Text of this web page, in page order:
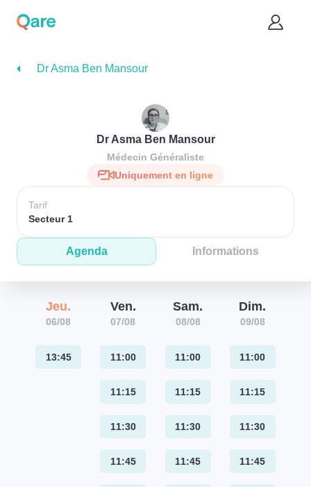
Dr Asma Ben Mansour
Dr Asma Ben Mansour
Médecin Généraliste
Uniquement en ligne
Tarif
Secteur 1
Agenda Informations
Jeu.
06/08
13:45
Ven.
07/08
11:00
11:15
11:30
11:45
Sam.
08/08
11:00
11:15
11:30
11:45
Dim.
09/08
11:00
11:15
11:30
11:45